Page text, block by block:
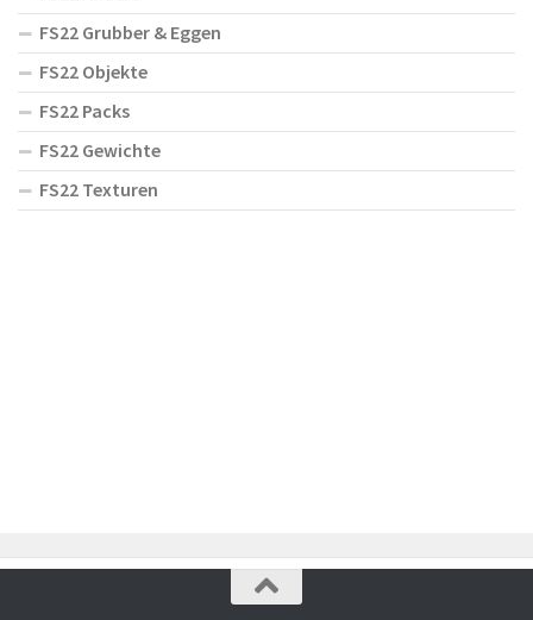
FS22 Grubber & Eggen
FS22 Objekte
FS22 Packs
FS22 Gewichte
FS22 Texturen